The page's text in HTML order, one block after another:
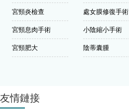
宮頸炎檢查
宮頸息肉手術
宮頸肥大
處女膜修復手術
小陰縮小手術
陰蒂囊腫
友情鏈接